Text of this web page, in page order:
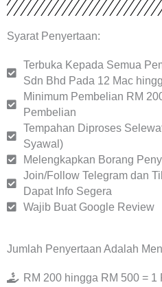
Syarat Penyertaan:
Terbuka Kepada Semua
Sdn Bhd Pada 12 Mac
Minimum Pembelian RM
Pembelian
Tempahan Diproses
Syawal)
Melengkapkan Borang
Join/Follow Telegram dan
Dapat Info Segera
Wajib Buat Google Review
Jumlah Penyertaan Adalah
RM 200 hingga RM 500 = 1